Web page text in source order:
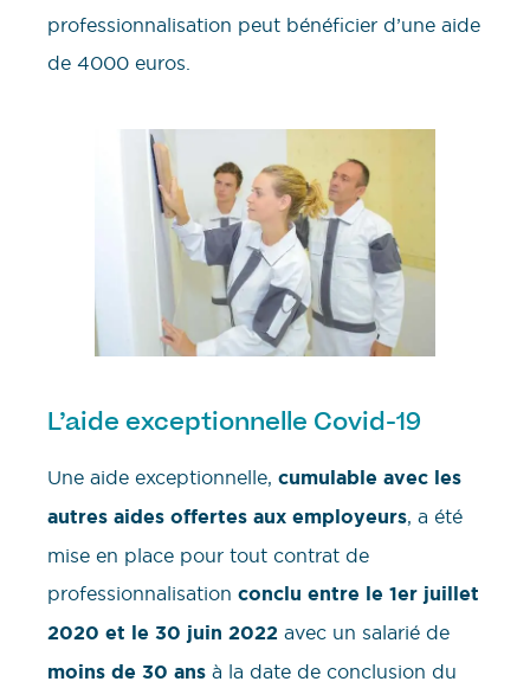
professionnalisation peut bénéficier d’une aide
de 4000 euros.
L’aide exceptionnelle Covid-19
Une aide exceptionnelle, cumulable avec les
autres aides offertes aux employeurs, a été
mise en place pour tout contrat de
professionnalisation conclu entre le 1er juillet
2020 et le 30 juin 2022 avec un salarié de
moins de 30 ans à la date de conclusion du